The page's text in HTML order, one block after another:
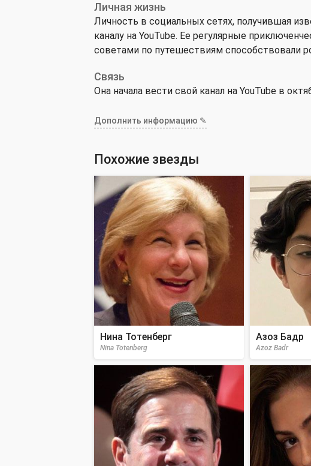
Личная жизнь
Личность в социальных сетях, получившая
каналу на YouTube. Ее регулярные
советами по путешествиям способствовали
Связь
Она начала вести свой канал на YouTube в
Дополнить информацию ✎
Похожие звезды
Нина Тотенберг
Nina Totenberg
Азоз Бадр
Azoz Badr